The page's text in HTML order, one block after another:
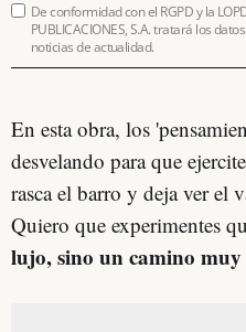
De conformidad con el RGPD y la
PUBLICACIONES, S.A. tratará los
noticias de actualidad.
En esta obra, los
desvelando para que
rasca el barro y deja ver el
Quiero que experimentes
lujo, sino un camino muy